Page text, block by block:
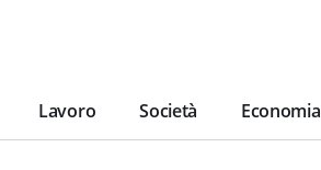
Lavoro Società Economia